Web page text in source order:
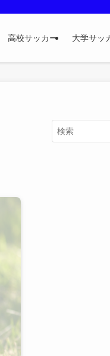
高校サッカー 大学サッ